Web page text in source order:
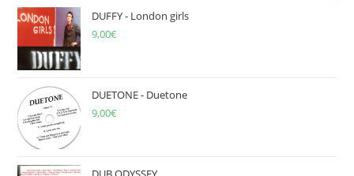
DUFFY - London girls
9,00€
DUETONE - Duetone
9,00€